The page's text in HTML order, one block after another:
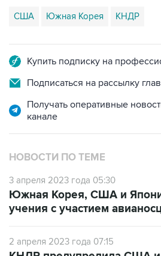
США Южная Корея КНДР
Купить подписку на
Подписаться на рассылку
Получать оперативные
канале
НОВОСТИ ПО ТЕМЕ
3 апреля 2023 года 05:30
Южная Корея, США и
учения с участием
2 апреля 2023 года 07:15